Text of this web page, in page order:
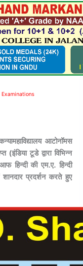
आटोनॉमस
टूडे द्वारा विभिन्न
हिन्दी की एम.ए. हिन्दी
शानदार प्रदर्शन करते हुए